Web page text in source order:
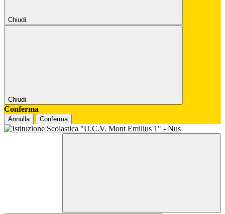
Chiudi
Chiudi
Conferma
Annulla Conferma